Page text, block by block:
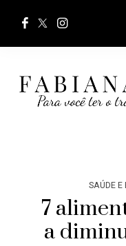
SAÚDE E
7
a